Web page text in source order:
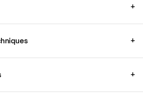
+
+
+